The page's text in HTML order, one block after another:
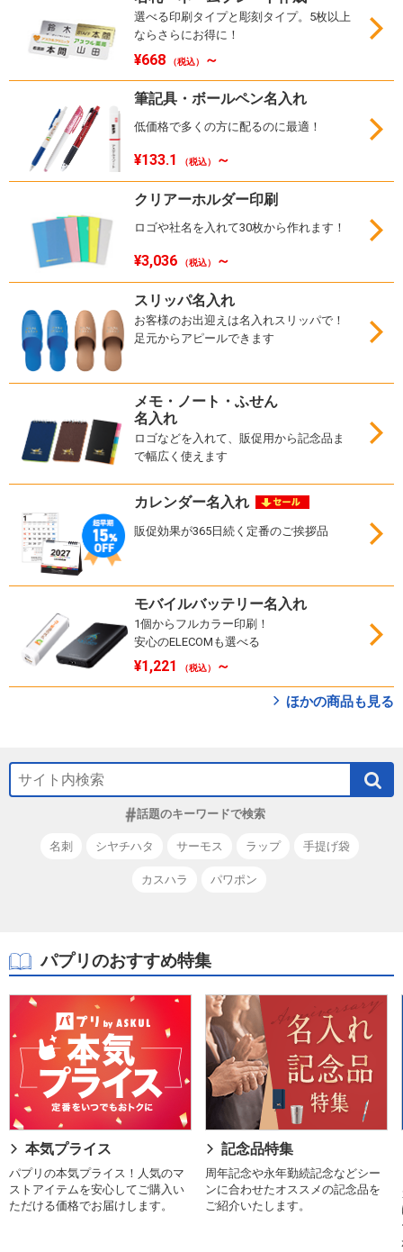
選べる印刷タイプと彫刻タイプ。5枚以上
ならさらにお得に！
¥668 （税込） ～
筆記具・ボールペン名入れ
低価格で多くの方に配るのに最適！
¥133.1 （税込） ～
クリアーホルダー印刷
ロゴや社名を入れて30枚から作れます！
¥3,036 （税込） ～
スリッパ名入れ
お客様のお出迎えは名入れスリッパで！
足元からアピールできます
メモ・ノート・ふせん
名入れ
ロゴなどを入れて、販促用から記念品ま
で幅広く使えます
カレンダー名入れ
販促効果が365日続く定番のご挨拶品
モバイルバッテリー名入れ
1個からフルカラー印刷！
安心のELECOMも選べる
¥1,221 （税込） ～
ほかの商品も見る
話題のキーワードで検索
名刺 シヤチハタ サーモス ラップ 手提げ袋
カスハラ パワポン
パプリのおすすめ特集
本気プライス
パプリの本気プライス！人気のマ
ストアイテムを安心してご購入い
ただける価格でお届けします。
記念品特集
周年記念や永年勤続記念などシー
ンに合わせたオススメの記念品を
ご紹介いたします。